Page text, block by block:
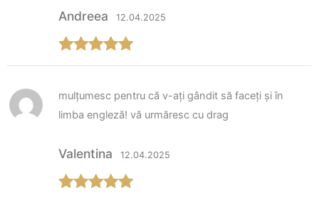
Evaluat la5
Andreea 12.04.2025
Valentina 12.04.2025
mulțumesc pentru că v-ați gândit să faceți și în
limba engleză! vă urmăresc cu drag